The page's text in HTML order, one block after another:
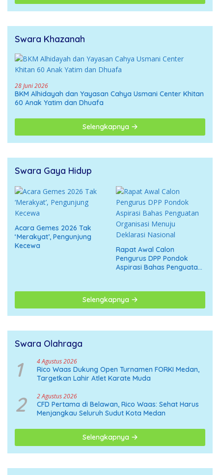
Swara Khazanah
28 Juni 2026
BKM Alhidayah dan Yayasan Cahya Usmani Center Khitan
60 Anak Yatim dan Dhuafa
Selengkapnya
Swara Gaya Hidup
Acara Gemes 2026 Tak
‘Merakyat’, Pengunjung
Kecewa
Rapat Awal Calon
Pengurus DPP Pondok
Aspirasi Bahas Penguatan
Selengkapnya
Swara Olahraga
1 4 Agustus 2026
Rico Waas Dukung Open Turnamen FORKI Medan,
Targetkan Lahir Atlet Karate Muda
2 2 Agustus 2026
CFD Pertama di Belawan, Rico Waas: Sehat Harus
Menjangkau Seluruh Sudut Kota Medan
Selengkapnya